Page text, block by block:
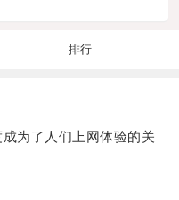
排行
为了人们上网体验的关